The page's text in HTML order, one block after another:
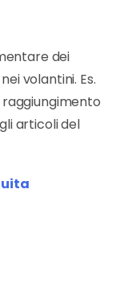
dei
volantini. Es.
raggiungimento
articoli del